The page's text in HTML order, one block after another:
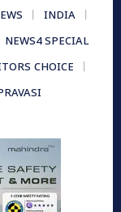
INDIA
NEWS4 SPECIAL
CHOICE